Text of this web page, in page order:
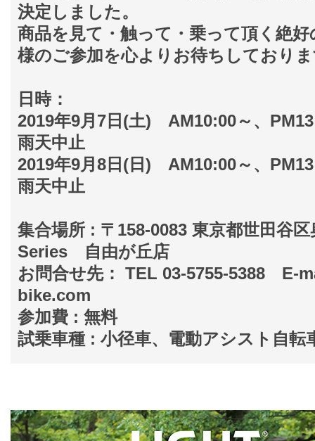
決定しました。
商品を見て・触って・乗って頂く絶
様のご参加を心よりお待ちしており
日時：
2019年9月7日(土) AM10:00～、
雨天中止
2019年9月8日(日) AM10:00～、
雨天中止
集合場所 : 〒158-0083 東京都世田谷
Series 自由が丘店
お問合せ先： TEL 03-5755-5388 E-
bike.com
参加費 : 無料
試乗車種 : 小径車、電動アシスト自転